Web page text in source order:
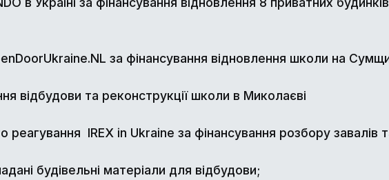
за фінансування відновлення школи на
відбудови та реконструкції школи в Миколаєві
IREX in Ukraine за фінансування розбору завалів
будівельні матеріали для відбудови;